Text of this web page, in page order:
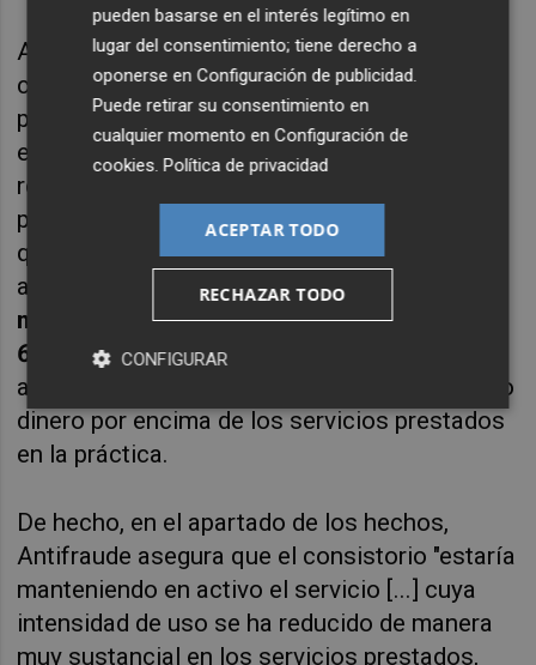
Además, se estima una cantidad
considerablemente superior a la UTE estaba
percibiendo dentro de contrato. Así, por
ejemplo, en los cuatro meses posteriores a la
rescisión del contrato, el Ayuntamiento
pagó
2,1 millones de eurospor un servicio
que, en el mismo período del ejercicio
anterior, con contrato, había costado
millones
. Esto supuso, por tanto, pagar
60% más . Pero la Agencia va más allá, y
además, investiga si la compañía ha percibido
dinero por encima de los servicios prestados
en la práctica.
De hecho, en el apartado de los hechos,
Antifraude asegura que el consistorio "estaría
manteniendo en activo el servicio [...] cuya
intensidad de uso se ha reducido de manera
muy sustancial en los servicios prestados,
pueden basarse en el interés legítimo en
lugar del consentimiento; tiene derecho a
oponerse enConfiguración de publicidad.
Puede retirar su consentimiento en
cualquier momento enConfiguración de
cookies.Política de privacidad
ACEPTAR TODO
RECHAZAR TODO
CONFIGURAR